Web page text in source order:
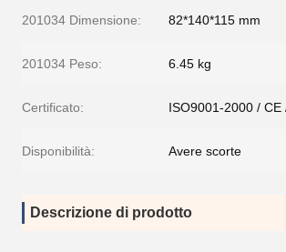
201034 Dimensione: 82*140*115 mm
201034 Peso: 6.45 kg
Certificato: ISO9001-2000 / CE
Disponibilità: Avere scorte
Descrizione di prodotto